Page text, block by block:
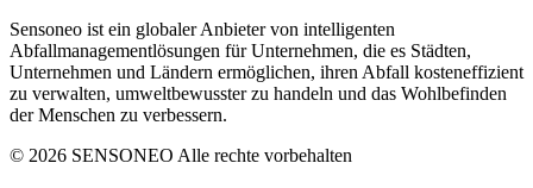
Sensoneo ist ein globaler Anbieter von intelligenten
Abfallmanagementlösungen für Unternehmen, die es Städten,
Unternehmen und Ländern ermöglichen, ihren Abfall kosteneffizient
zu verwalten, umweltbewusster zu handeln und das Wohlbefinden
der Menschen zu verbessern.
© 2026 SENSONEO Alle rechte vorbehalten